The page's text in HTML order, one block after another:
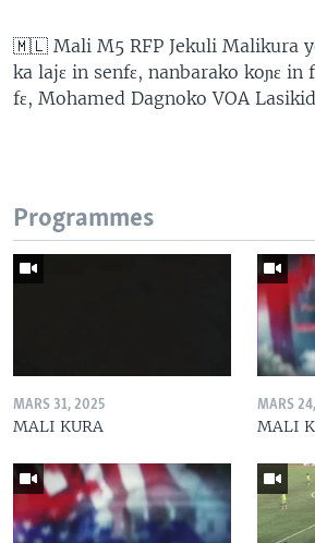
🇲🇱 Mali M5 RFP Jekuli Malikura
ka lajɛ in senfɛ, nanbarako koɲɛ in
fɛ, Mohamed Dagnoko VOA
Programmes
MARS 31, 2025
MALI KURA
MARS
MALI